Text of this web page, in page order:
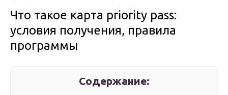
Что такое карта priority pass:
условия получения, правила
программы
Содержание: